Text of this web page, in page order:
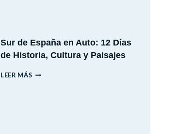
Sur de España en Auto: 12 Días
de Historia, Cultura y Paisajes
LEER MÁSSUR